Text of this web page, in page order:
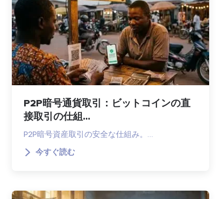
P2P暗号通貨取引：ビットコインの直
接取引の仕組...
P2P暗号資産取引の安全な仕組み。…
今すぐ読む